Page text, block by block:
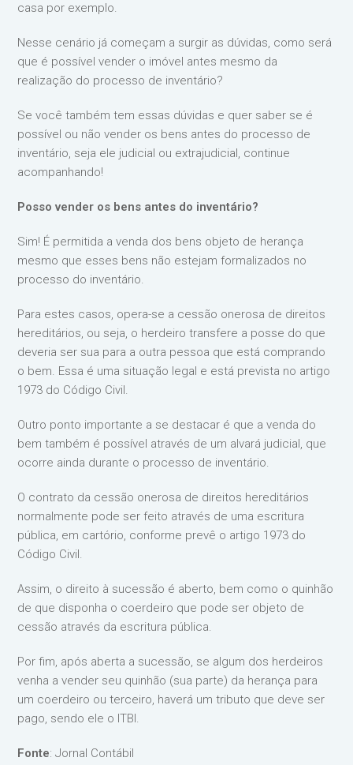
casa por exemplo.
Nesse cenário já começam a surgir as dúvidas, como será
que é possível vender o imóvel antes mesmo da
realização do processo de inventário?
Se você também tem essas dúvidas e quer saber se é
possível ou não vender os bens antes do processo de
inventário, seja ele judicial ou extrajudicial, continue
acompanhando!
Posso vender os bens antes do inventário?
Sim! É permitida a venda dos bens objeto de herança
mesmo que esses bens não estejam formalizados no
processo do inventário.
Para estes casos, opera-se a cessão onerosa de direitos
hereditários, ou seja, o herdeiro transfere a posse do que
deveria ser sua para a outra pessoa que está comprando
o bem. Essa é uma situação legal e está prevista no artigo
1973 do Código Civil.
Outro ponto importante a se destacar é que a venda do
bem também é possível através de um alvará judicial, que
ocorre ainda durante o processo de inventário.
O contrato da cessão onerosa de direitos hereditários
normalmente pode ser feito através de uma escritura
pública, em cartório, conforme prevê o artigo 1973 do
Código Civil.
Assim, o direito à sucessão é aberto, bem como o quinhão
de que disponha o coerdeiro que pode ser objeto de
cessão através da escritura pública.
Por fim, após aberta a sucessão, se algum dos herdeiros
venha a vender seu quinhão (sua parte) da herança para
um coerdeiro ou terceiro, haverá um tributo que deve ser
pago, sendo ele o ITBI.
Fonte: Jornal Contábil